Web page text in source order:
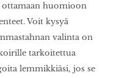
huomioon
Voit kysyä
valinta on
tarkoitettua
lemmikkiäsi, jos se